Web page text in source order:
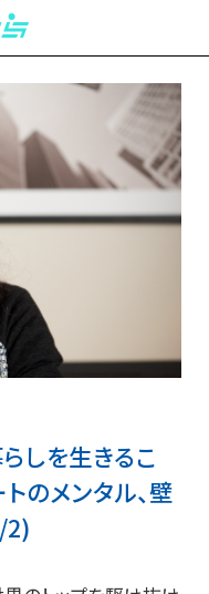
しを生きるこ
のメンタル、壁
2)